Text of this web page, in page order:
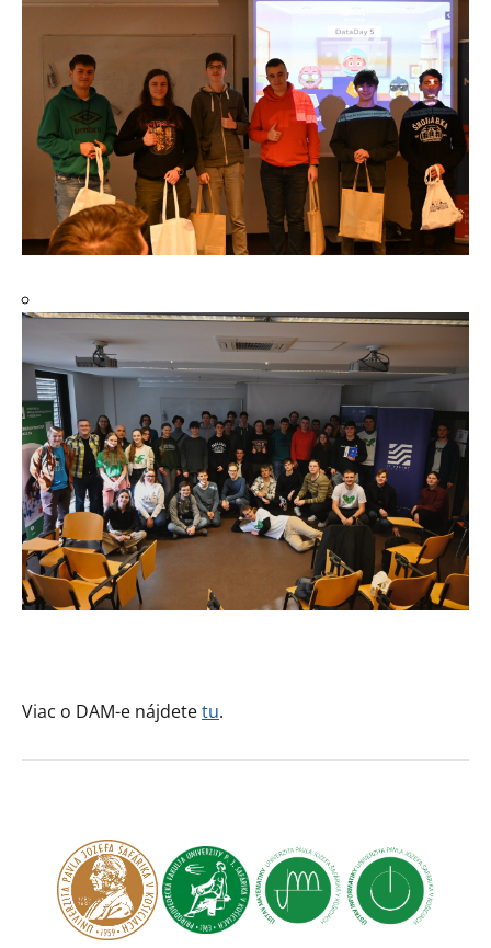
Viac o DAM-e nájdetetu.